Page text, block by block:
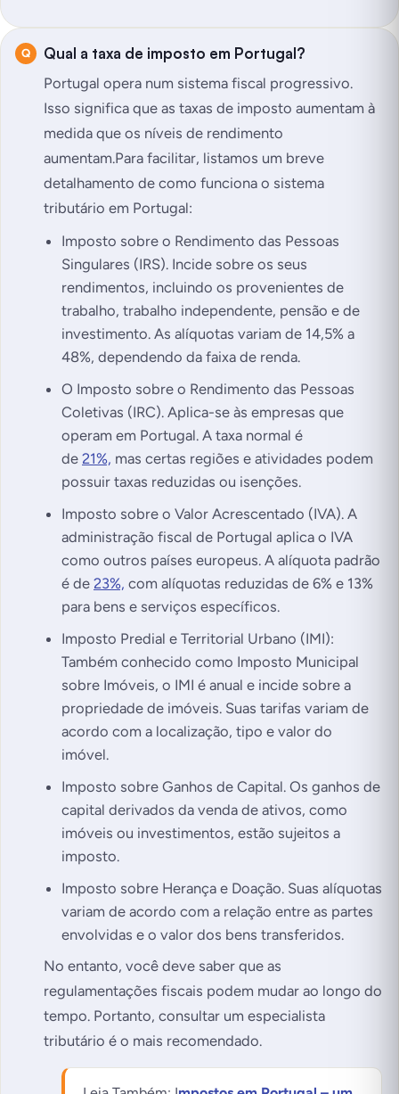
Qual a taxa de imposto em Portugal?
Portugal opera num sistema fiscal progressivo.
Isso significa que as taxas de imposto aumentam à
medida que os níveis de rendimento
aumentam.Para facilitar, listamos um breve
detalhamento de como funciona o sistema
tributário em Portugal:
Imposto sobre o Rendimento das Pessoas
Singulares (IRS). Incide sobre os seus
rendimentos, incluindo os provenientes de
trabalho, trabalho independente, pensão e de
investimento. As alíquotas variam de 14,5% a
48%, dependendo da faixa de renda.
O Imposto sobre o Rendimento das Pessoas
Coletivas (IRC). Aplica-se às empresas que
operam em Portugal. A taxa normal é
de 21%, mas certas regiões e atividades podem
possuir taxas reduzidas ou isenções.
Imposto sobre o Valor Acrescentado (IVA). A
administração fiscal de Portugal aplica o IVA
como outros países europeus. A alíquota padrão
é de 23%, com alíquotas reduzidas de 6% e 13%
para bens e serviços específicos.
Imposto Predial e Territorial Urbano (IMI):
Também conhecido como Imposto Municipal
sobre Imóveis, o IMI é anual e incide sobre a
propriedade de imóveis. Suas tarifas variam de
acordo com a localização, tipo e valor do
imóvel.
Imposto sobre Ganhos de Capital. Os ganhos de
capital derivados da venda de ativos, como
imóveis ou investimentos, estão sujeitos a
imposto.
Imposto sobre Herança e Doação. Suas alíquotas
variam de acordo com a relação entre as partes
envolvidas e o valor dos bens transferidos.
No entanto, você deve saber que as
regulamentações fiscais podem mudar ao longo do
tempo. Portanto, consultar um especialista
tributário é o mais recomendado.